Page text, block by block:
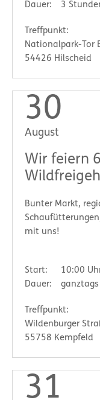
Dauer:
3
Treffpunkt:
Nationalpark-Tor
54426 Hilscheid
30
August
Wir feiern
Bunter Markt,
Schaufütterungen, Führungen
mit uns!
Start:
10:00
Dauer:
ganztags
Treffpunkt:
Wildenburger
55758 Kempfeld
31